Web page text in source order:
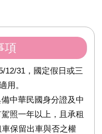
項
12/31，國定假日或三
用。
中華民國身分證及中
照一年以上，且承租
保留出車與否之權